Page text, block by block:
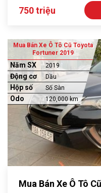
750 triệu
Mua Bán Xe Ô Tô Cũ Toyota
Fortuner 2019
Năm SX 2019
Động cơ Dầu
Hộp số Số Sàn
Odo 120,000 km
Mua Bán Xe Ô Tô